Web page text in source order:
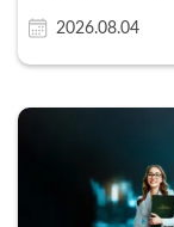
2026.08.04